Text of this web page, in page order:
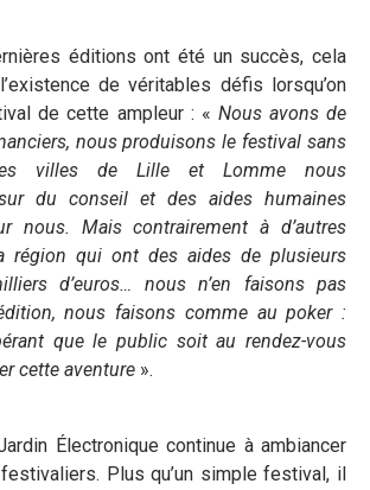
éditions ont été un succès, cela
de véritables défis lorsqu’on
de cette ampleur : « Nous avons de
nous produisons le festival sans
villes de Lille et Lomme nous
du conseil et des aides humaines
nous. Mais contrairement à d’autres
région qui ont des aides de plusieurs
d’euros… nous n’en faisons pas
nous faisons comme au poker :
que le public soit au rendez-vous
cette aventure ».
Électronique continue à ambiancer
Plus qu’un simple festival, il